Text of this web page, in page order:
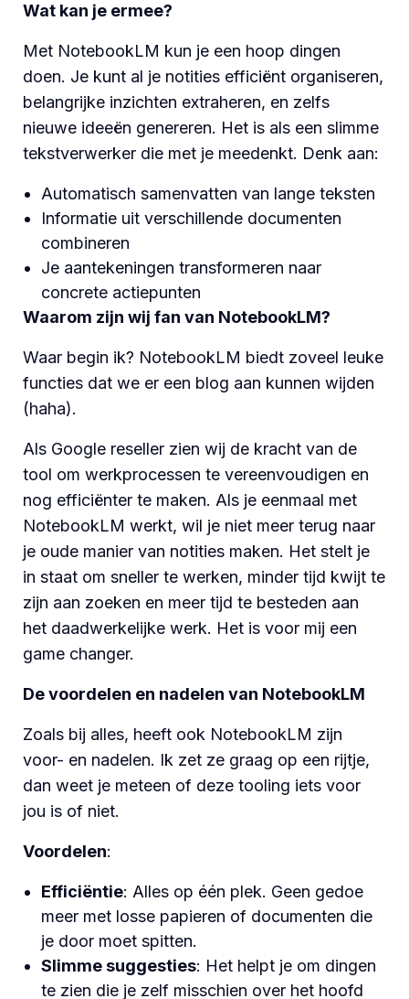
Wat kan je ermee?
Met NotebookLM kun je een hoop dingen
doen. Je kunt al je notities efficiënt organiseren,
belangrijke inzichten extraheren, en zelfs
nieuwe ideeën genereren. Het is als een slimme
tekstverwerker die met je meedenkt. Denk aan:
Automatisch samenvatten van lange teksten
Informatie uit verschillende documenten
combineren
Je aantekeningen transformeren naar
concrete actiepunten
Waarom zijn wij fan van NotebookLM?
Waar begin ik? NotebookLM biedt zoveel leuke
functies dat we er een blog aan kunnen wijden
(haha).
Als Google reseller zien wij de kracht van de
tool om werkprocessen te vereenvoudigen en
nog efficiënter te maken. Als je eenmaal met
NotebookLM werkt, wil je niet meer terug naar
je oude manier van notities maken. Het stelt je
in staat om sneller te werken, minder tijd kwijt te
zijn aan zoeken en meer tijd te besteden aan
het daadwerkelijke werk. Het is voor mij een
game changer.
De voordelen en nadelen van NotebookLM
Zoals bij alles, heeft ook NotebookLM zijn
voor- en nadelen. Ik zet ze graag op een rijtje,
dan weet je meteen of deze tooling iets voor
jou is of niet.
Voordelen:
Efficiëntie: Alles op één plek. Geen gedoe
meer met losse papieren of documenten die
je door moet spitten.
Slimme suggesties: Het helpt je om dingen
te zien die je zelf misschien over het hoofd